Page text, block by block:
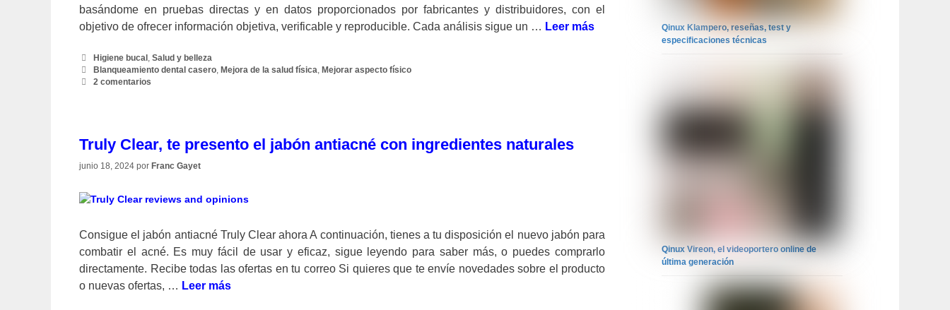
basándome en pruebas directas y en datos proporcionados por fabricantes y distribuidores, con el
objetivo de ofrecer información objetiva, verificable y reproducible. Cada análisis sigue un … Leer más
Categorías
Higiene bucal ,Salud y belleza
Etiquetas
Blanqueamiento dental casero, Mejora de la salud física, Mejorar aspecto físico
2 comentarios
Truly Clear, te presento el jabón antiacné con ingredientes naturales
junio 18, 2024 por Franc Gayet
Consigue el jabón antiacné Truly Clear ahora A continuación, tienes a tu disposición el nuevo jabón para
combatir el acné. Es muy fácil de usar y eficaz, sigue leyendo para saber más, o puedes comprarlo
directamente. Recibe todas las ofertas en tu correo Si quieres que te envíe novedades sobre el producto
o nuevas ofertas, … Leer más
Qinux Klampero, reseñas, test y
especificaciones técnicas
Qinux Vireon, el videoportero online de
última generación